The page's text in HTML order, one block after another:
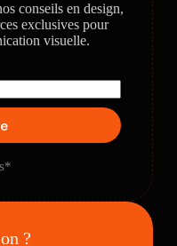
conseils en design,
exclusives pour
visuelle.
*
?